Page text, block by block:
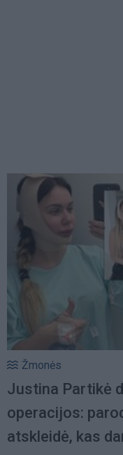
Žmonės
Justina Partikė
operacijos:
atskleidė, kas